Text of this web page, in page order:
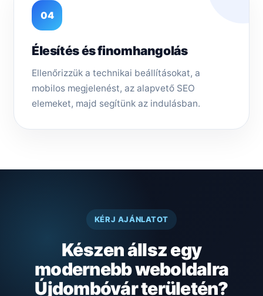
04
Élesítés és finomhangolás
Ellenőrizzük a technikai beállításokat, a
mobilos megjelenést, az alapvető SEO
elemeket, majd segítünk az indulásban.
KÉRJ AJÁNLATOT
Készen állsz egy
modernebb weboldalra
Újdombóvár területén?